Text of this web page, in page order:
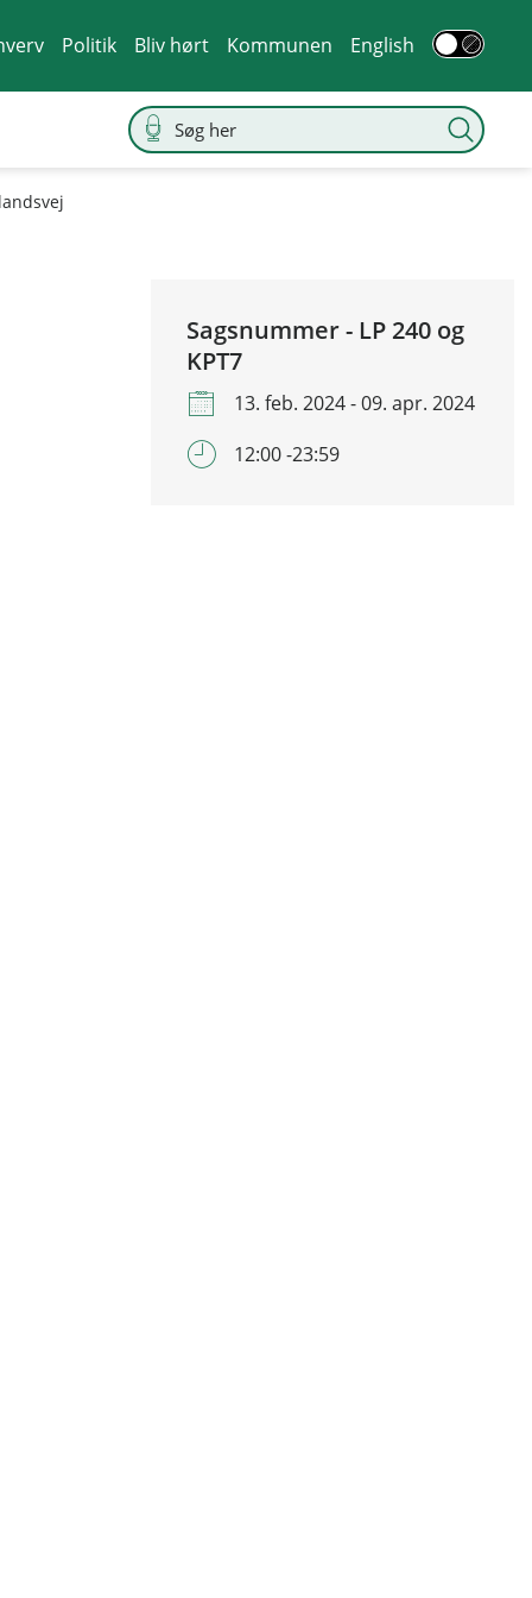
Politik Bliv hørt Kommunen English
Sagsnummer - LP 240 og
KPT7
13. feb. 2024 - 09. apr. 2024
12:00 -23:59